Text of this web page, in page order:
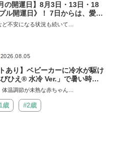
の開運日】8月3日・13日・18
ル開運日》！ 7日からは、愛と
「金星」が、天秤座と蠍座に長
ど不安になる状況も続いて…
2026.08.05
あり】ベビーカーに冷水が駆け
ひえ® 水冷 Ver.」で暑い時期
お出かけをサポート
体温調節が未熟な赤ちゃん…
歳 #2歳